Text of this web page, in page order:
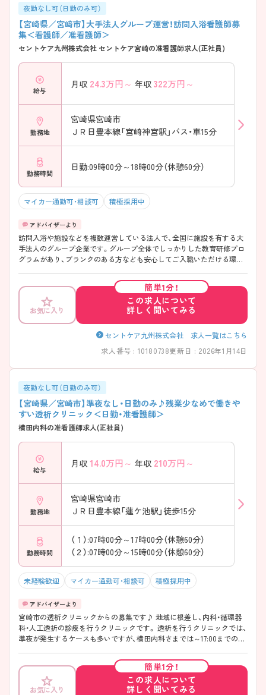
夜勤なし可（日勤のみ可）
【宮崎県／宮﨑市】大手法人グループ運営！訪問入浴看護師募
集＜看護師／准看護師＞
セントケア九州株式会社 セントケア宮崎の准看護師求人(正社員)
給与
月収 24.3万円～ 年収 322万円～
勤務地
宮崎県宮崎市
ＪＲ日豊本線「宮崎神宮駅」バス・車15分
勤務時間
日勤:09時00分～18時00分（休憩60分）
マイカー通勤可・相談可 積極採用中
訪問入浴や施設などを複数運営している法人で、全国に施設を有する大
手法人のグループ企業です。グループ全体でしっかりした教育研修プロ
グラムがあり、ブランクのある方なども安心してご入職いただける環境
らステップアップしていくことが可能です。 経験が浅くても活躍されて
いる方が多くいらっしゃる環境ですので、少しでも気になる方はぜひお
気軽にお問い合わせ下さいませ♪
お気に入り
簡単1分！
この求人について
詳しく聞いてみる
セントケア九州株式会社 求人一覧はこちら
求人番号 : 10180738更新日 : 2026年1月14日
夜勤なし可（日勤のみ可）
【宮崎県／宮崎市】準夜なし・日勤のみ♪残業少なめで働きや
すい透析クリニック＜日勤・准看護師＞
横田内科の准看護師求人(正社員)
給与
月収 14.0万円～ 年収 210万円～
勤務地
宮崎県宮崎市
ＪＲ日豊本線「蓮ケ池駅」徒歩15分
勤務時間
（１）:07時00分～17時00分（休憩60分）
（２）:07時00分～15時00分（休憩60分）
未経験歓迎 マイカー通勤可・相談可 積極採用中
宮崎市の透析クリニックからの募集です♪ 地域に根差し、内科・循環器
科・人工透折の診療を行うクリニックです。 透析を行うクリニックでは、
準夜が発生するケースも多いですが、横田内科さまでは～17:00までの勤
オススメです。 ご興味のある方はマイナビ看護師までお問い合わせくだ
さい。詳細な情報をご案内させていただきます☆
お気に入り
簡単1分！
この求人について
詳しく聞いてみる